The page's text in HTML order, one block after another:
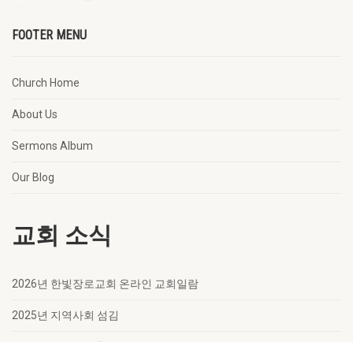
FOOTER MENU
Church Home
About Us
Sermons Album
Our Blog
교회 소식
2026년 한빛장로교회 온라인 교회일람
2025년 지역사회 섬김